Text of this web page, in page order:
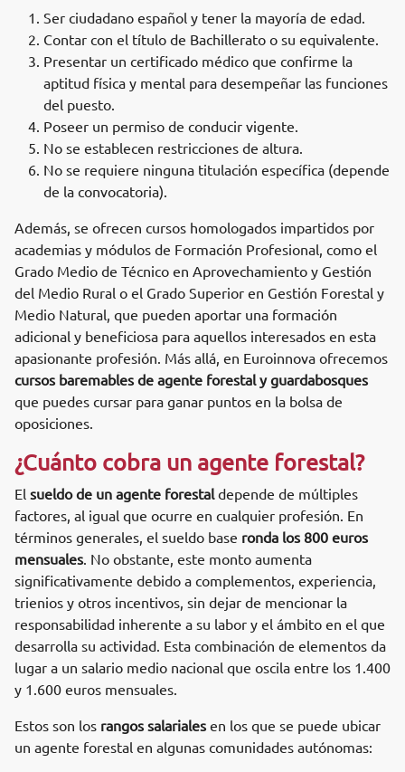
Ser ciudadano español y tener la mayoría de edad.
Contar con el título de Bachillerato o su equivalente.
Presentar un certificado médico que confirme la
aptitud física y mental para desempeñar las funciones
del puesto.
Poseer un permiso de conducir vigente.
No se establecen restricciones de altura.
No se requiere ninguna titulación específica (depende
de la convocatoria).
Además, se ofrecen cursos homologados impartidos por
academias y módulos de Formación Profesional, como el
Grado Medio de Técnico en Aprovechamiento y Gestión
del Medio Rural o el Grado Superior en Gestión Forestal y
Medio Natural, que pueden aportar una formación
adicional y beneficiosa para aquellos interesados en esta
apasionante profesión. Más allá, en Euroinnova ofrecemos
cursos baremables de agente forestal y guardabosques
que puedes cursar para ganar puntos en la bolsa de
oposiciones.
¿Cuánto cobra un agente forestal?
El sueldo de un agente forestaldepende de múltiples
factores, al igual que ocurre en cualquier profesión. En
términos generales, el sueldo base ronda los 800 euros
mensuales. No obstante, este monto aumenta
significativamente debido a complementos, experiencia,
trienios y otros incentivos, sin dejar de mencionar la
responsabilidad inherente a su labor y el ámbito en el que
desarrolla su actividad. Esta combinación de elementos da
lugar a un salario medio nacional que oscila entre los 1.400
y 1.600 euros mensuales.
Estos son los rangos salariales en los que se puede ubicar
un agente forestal en algunas comunidades autónomas: